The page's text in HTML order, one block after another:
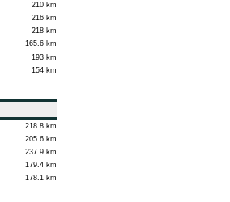
210 km
216 km
218 km
165.6 km
193 km
154 km
218.8 km
205.6 km
237.9 km
179.4 km
178.1 km